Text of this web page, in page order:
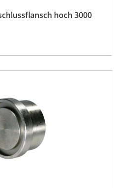
hoch 3000